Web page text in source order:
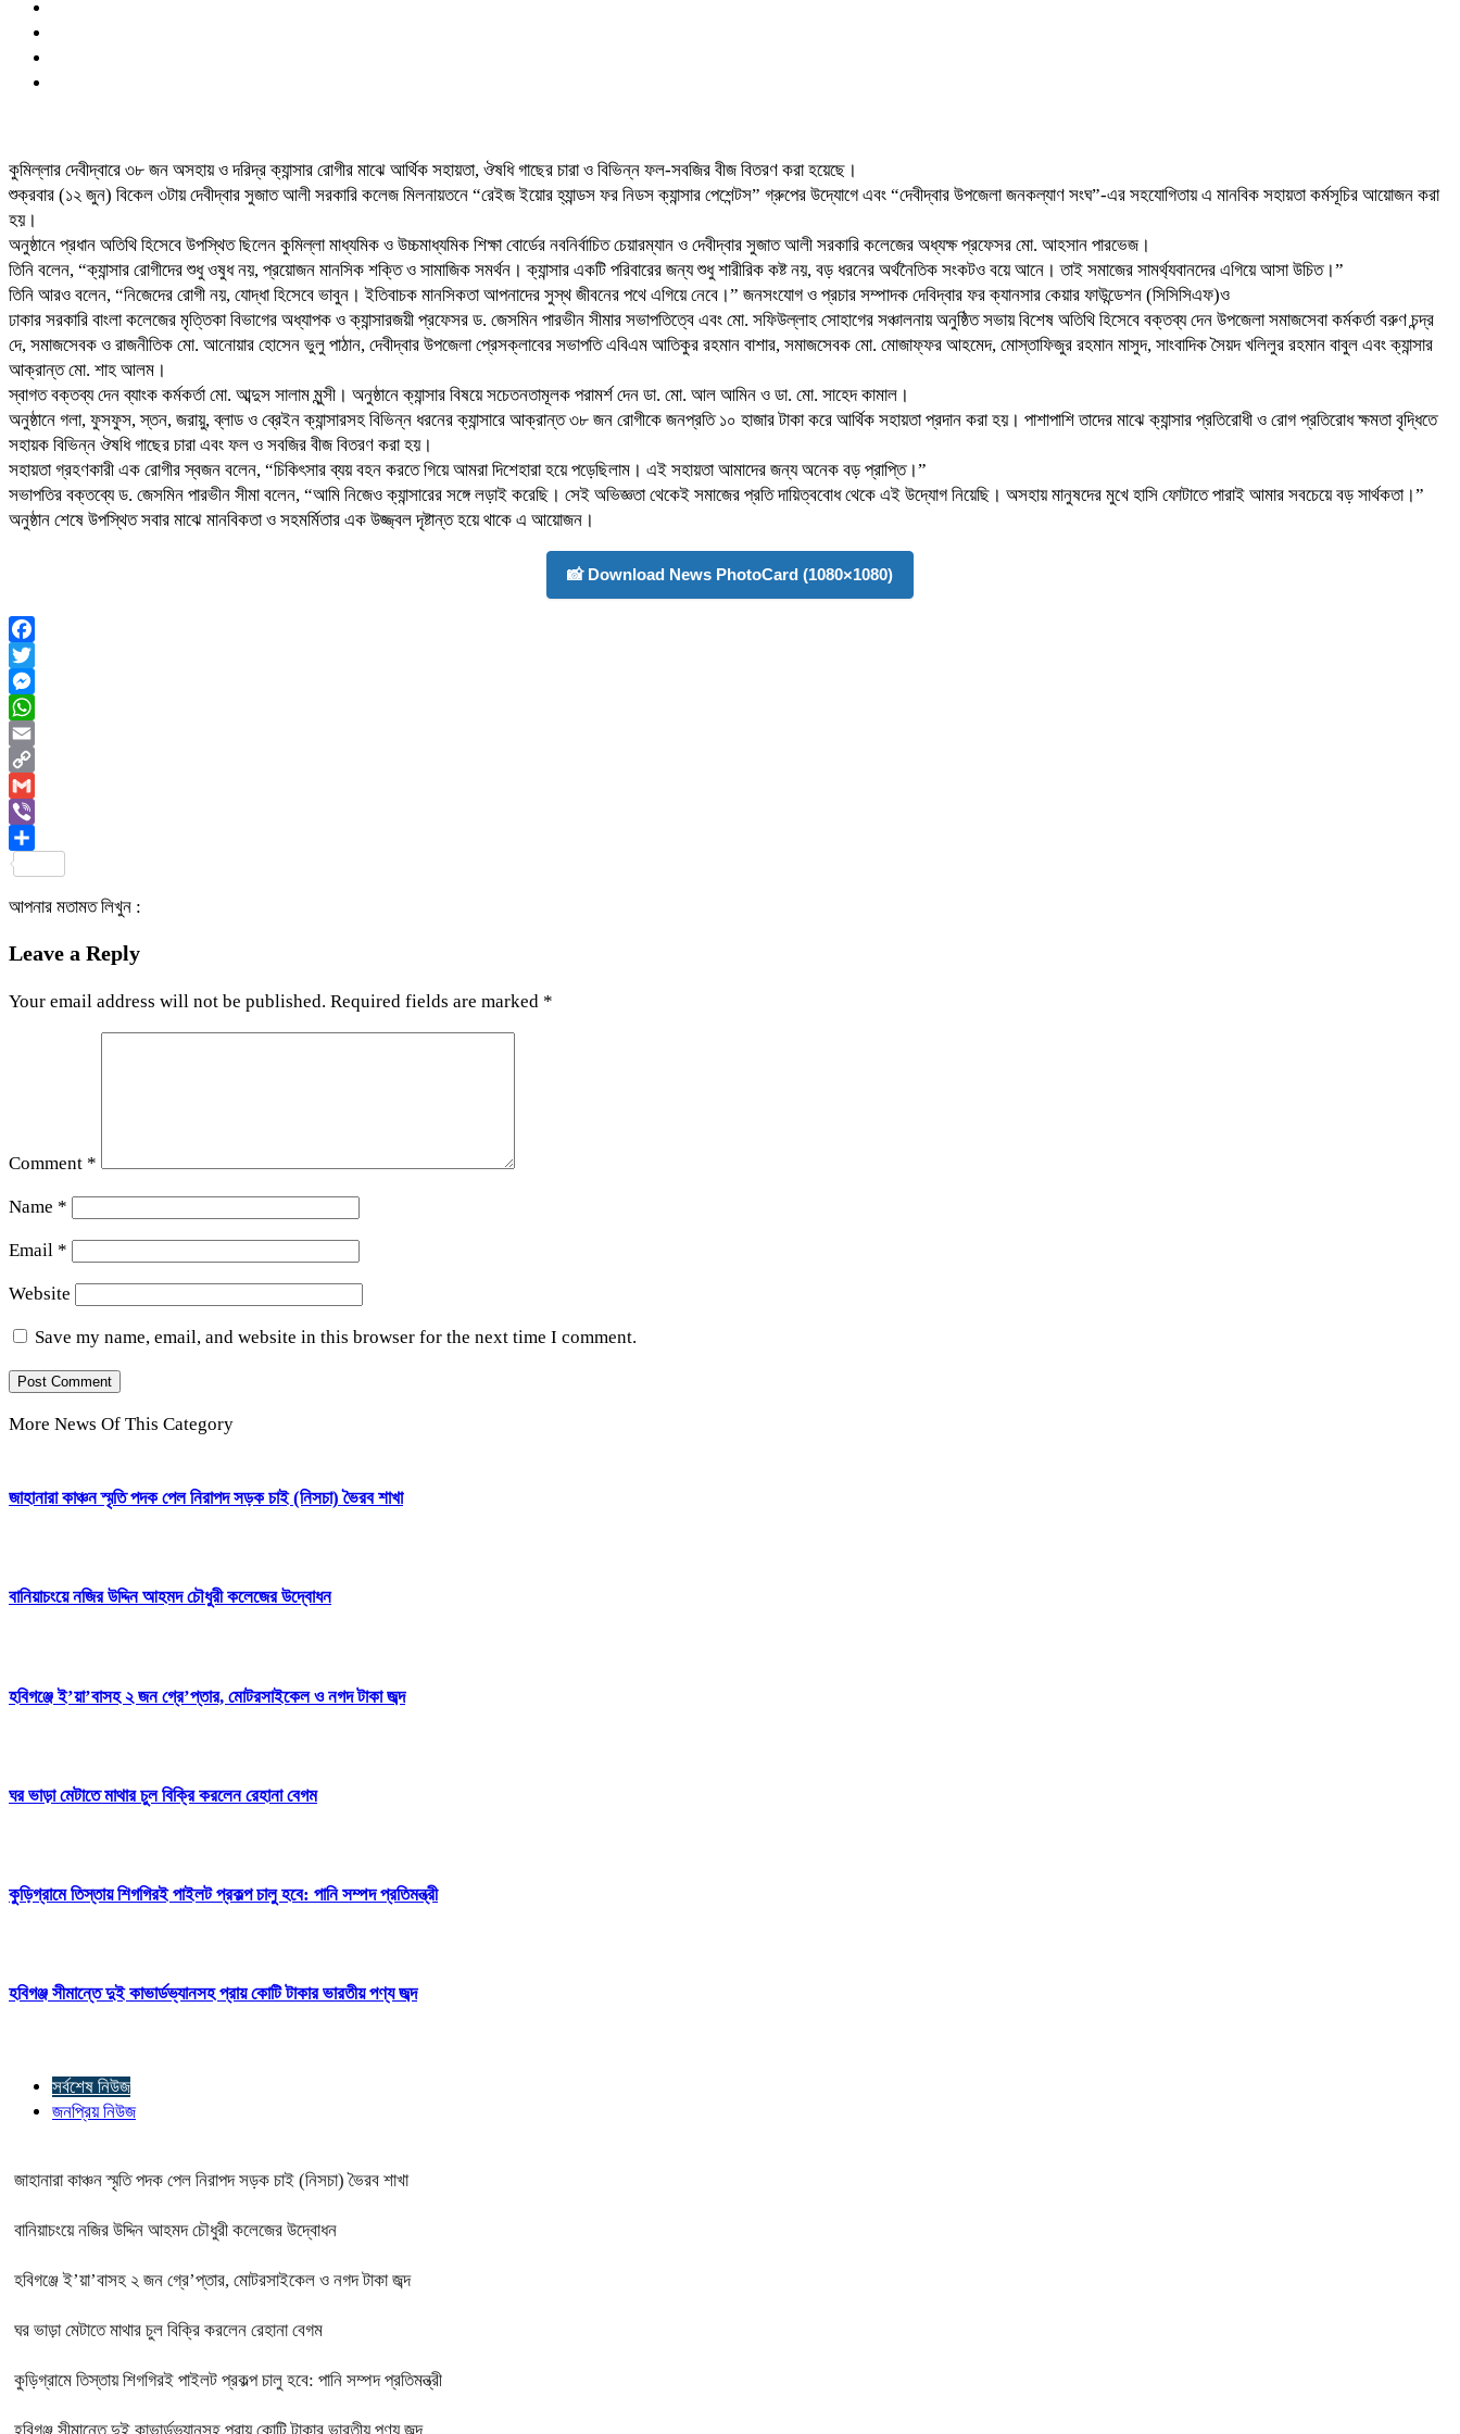
কুমিল্লার দেবীদ্বারে ৩৮ জন অসহায় ও দরিদ্র ক্যান্সার রোগীর মাঝে আর্থিক সহায়তা, ঔষধি গাছের চারা ও বিভিন্ন ফল-সবজির বীজ বিতরণ করা হয়েছে।
শুক্রবার (১২ জুন) বিকেল ৩টায় দেবীদ্বার সুজাত আলী সরকারি কলেজ মিলনায়তনে “রেইজ ইয়োর হ্যান্ডস ফর নিডস ক্যান্সার পেশেন্টস” গ্রুপের উদ্যোগে এবং “দেবীদ্বার উপজেলা জনকল্যাণ সংঘ”-এর সহযোগিতায় এ মানবিক সহায়তা কর্মসূচির আয়োজন করা
হয়।
অনুষ্ঠানে প্রধান অতিথি হিসেবে উপস্থিত ছিলেন কুমিল্লা মাধ্যমিক ও উচ্চমাধ্যমিক শিক্ষা বোর্ডের নবনির্বাচিত চেয়ারম্যান ও দেবীদ্বার সুজাত আলী সরকারি কলেজের অধ্যক্ষ প্রফেসর মো. আহসান পারভেজ।
তিনি বলেন, “ক্যান্সার রোগীদের শুধু ওষুধ নয়, প্রয়োজন মানসিক শক্তি ও সামাজিক সমর্থন। ক্যান্সার একটি পরিবারের জন্য শুধু শারীরিক কষ্ট নয়, বড় ধরনের অর্থনৈতিক সংকটও বয়ে আনে। তাই সমাজের সামর্থ্যবানদের এগিয়ে আসা উচিত।”
তিনি আরও বলেন, “নিজেদের রোগী নয়, যোদ্ধা হিসেবে ভাবুন। ইতিবাচক মানসিকতা আপনাদের সুস্থ জীবনের পথে এগিয়ে নেবে।” জনসংযোগ ও প্রচার সম্পাদক দেবিদ্বার ফর ক্যানসার কেয়ার ফাউন্ডেশন (সিসিসিএফ)ও
ঢাকার সরকারি বাংলা কলেজের মৃত্তিকা বিভাগের অধ্যাপক ও ক্যান্সারজয়ী প্রফেসর ড. জেসমিন পারভীন সীমার সভাপতিত্বে এবং মো. সফিউল্লাহ সোহাগের সঞ্চালনায় অনুষ্ঠিত সভায় বিশেষ অতিথি হিসেবে বক্তব্য দেন উপজেলা সমাজসেবা কর্মকর্তা বরুণ চন্দ্র
দে, সমাজসেবক ও রাজনীতিক মো. আনোয়ার হোসেন ভুলু পাঠান, দেবীদ্বার উপজেলা প্রেসক্লাবের সভাপতি এবিএম আতিকুর রহমান বাশার, সমাজসেবক মো. মোজাফ্ফর আহমেদ, মোস্তাফিজুর রহমান মাসুদ, সাংবাদিক সৈয়দ খলিলুর রহমান বাবুল এবং ক্যান্সার
আক্রান্ত মো. শাহ আলম।
স্বাগত বক্তব্য দেন ব্যাংক কর্মকর্তা মো. আব্দুস সালাম মুন্সী। অনুষ্ঠানে ক্যান্সার বিষয়ে সচেতনতামূলক পরামর্শ দেন ডা. মো. আল আমিন ও ডা. মো. সাহেদ কামাল।
অনুষ্ঠানে গলা, ফুসফুস, স্তন, জরায়ু, ব্লাড ও ব্রেইন ক্যান্সারসহ বিভিন্ন ধরনের ক্যান্সারে আক্রান্ত ৩৮ জন রোগীকে জনপ্রতি ১০ হাজার টাকা করে আর্থিক সহায়তা প্রদান করা হয়। পাশাপাশি তাদের মাঝে ক্যান্সার প্রতিরোধী ও রোগ প্রতিরোধ ক্ষমতা বৃদ্ধিতে
সহায়ক বিভিন্ন ঔষধি গাছের চারা এবং ফল ও সবজির বীজ বিতরণ করা হয়।
সহায়তা গ্রহণকারী এক রোগীর স্বজন বলেন, “চিকিৎসার ব্যয় বহন করতে গিয়ে আমরা দিশেহারা হয়ে পড়েছিলাম। এই সহায়তা আমাদের জন্য অনেক বড় প্রাপ্তি।”
সভাপতির বক্তব্যে ড. জেসমিন পারভীন সীমা বলেন, “আমি নিজেও ক্যান্সারের সঙ্গে লড়াই করেছি। সেই অভিজ্ঞতা থেকেই সমাজের প্রতি দায়িত্ববোধ থেকে এই উদ্যোগ নিয়েছি। অসহায় মানুষদের মুখে হাসি ফোটাতে পারাই আমার সবচেয়ে বড় সার্থকতা।”
অনুষ্ঠান শেষে উপস্থিত সবার মাঝে মানবিকতা ও সহমর্মিতার এক উজ্জ্বল দৃষ্টান্ত হয়ে থাকে এ আয়োজন।
📸 Download News PhotoCard (1080×1080)
Facebook
Twitter
Messenger
WhatsApp
Email
Copy
Link
Gmail
Viber
আপনার মতামত লিখুন :
Leave a Reply
Your email address will not be published. Required fields are marked *
Comment *
Name *
Email *
Website
Save my name, email, and website in this browser for the next time I comment.
More News Of This Category
জাহানারা কাঞ্চন স্মৃতি পদক পেল নিরাপদ সড়ক চাই (নিসচা) ভৈরব শাখা
বানিয়াচংয়ে নজির উদ্দিন আহমদ চৌধুরী কলেজের উদ্বোধন
হবিগঞ্জে ই’য়া’বাসহ ২ জন গ্রে’প্তার, মোটরসাইকেল ও নগদ টাকা জব্দ
ঘর ভাড়া মেটাতে মাথার চুল বিক্রি করলেন রেহানা বেগম
কুড়িগ্রামে তিস্তায় শিগগিরই পাইলট প্রকল্প চালু হবে: পানি সম্পদ প্রতিমন্ত্রী
হবিগঞ্জ সীমান্তে দুই কাভার্ডভ্যানসহ প্রায় কোটি টাকার ভারতীয় পণ্য জব্দ
সর্বশেষ নিউজ
জনপ্রিয় নিউজ
জাহানারা কাঞ্চন স্মৃতি পদক পেল নিরাপদ সড়ক চাই (নিসচা) ভৈরব শাখা
বানিয়াচংয়ে নজির উদ্দিন আহমদ চৌধুরী কলেজের উদ্বোধন
হবিগঞ্জে ই’য়া’বাসহ ২ জন গ্রে’প্তার, মোটরসাইকেল ও নগদ টাকা জব্দ
ঘর ভাড়া মেটাতে মাথার চুল বিক্রি করলেন রেহানা বেগম
কুড়িগ্রামে তিস্তায় শিগগিরই পাইলট প্রকল্প চালু হবে: পানি সম্পদ প্রতিমন্ত্রী